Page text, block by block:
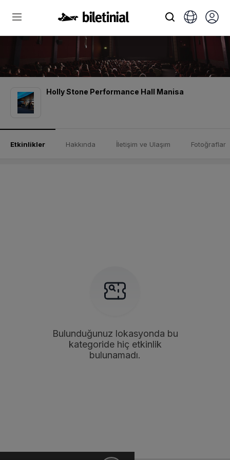
Holly Stone Performance Hall Manisa
Etkinlikler Hakkında İletişim ve Ulaşım Fotoğraflar
Bulunduğunuz lokasyonda bu
kategoride hiç etkinlik
bulunamadı.